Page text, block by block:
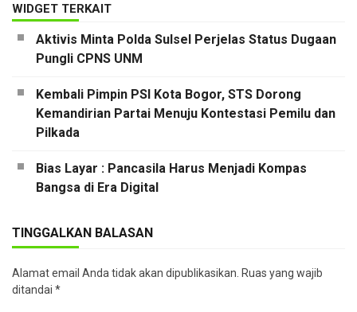
WIDGET TERKAIT
Aktivis Minta Polda Sulsel Perjelas Status Dugaan
Pungli CPNS UNM
Kembali Pimpin PSI Kota Bogor, STS Dorong
Kemandirian Partai Menuju Kontestasi Pemilu dan
Pilkada
Bias Layar : Pancasila Harus Menjadi Kompas
Bangsa di Era Digital
TINGGALKAN BALASAN
Alamat email Anda tidak akan dipublikasikan. Ruas yang wajib
ditandai *